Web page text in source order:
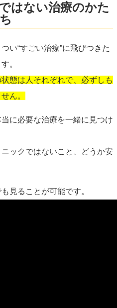
はない治療のかた
ち
い“すごい治療”に飛びつきた
。
態は人それぞれで、必ずしも
ん。
に必要な治療を一緒に見つけ
ックではないこと、どうか安
見ることが可能です。